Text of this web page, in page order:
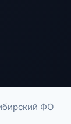
ФО